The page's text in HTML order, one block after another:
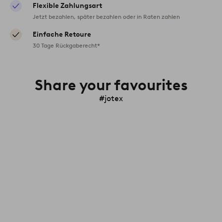
Flexible Zahlungsart
Jetzt bezahlen, später bezahlen oder in Raten zahlen
Einfache Retoure
30 Tage Rückgaberecht*
Share your favourites
#jotex